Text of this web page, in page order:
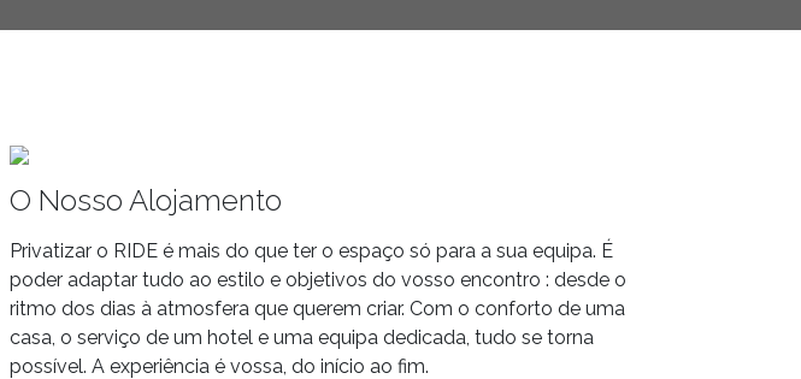
O Nosso Alojamento
Privatizar o RIDE é mais do que ter o espaço só para a sua equipa. É
poder adaptar tudo ao estilo e objetivos do vosso encontro : desde o
ritmo dos dias à atmosfera que querem criar. Com o conforto de uma
casa, o serviço de um hotel e uma equipa dedicada, tudo se torna
possível. A experiência é vossa, do início ao fim.